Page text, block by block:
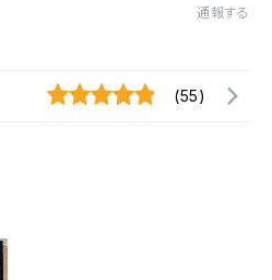
通報する
(55)